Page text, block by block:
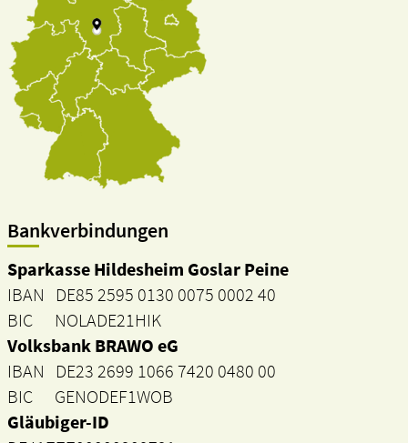
Bankverbindungen
Sparkasse Hildesheim Goslar Peine
IBAN DE85 2595 0130 0075 0002 40
BIC NOLADE21HIK
Volksbank BRAWO eG
IBAN DE23 2699 1066 7420 0480 00
BIC GENODEF1WOB
Gläubiger-ID